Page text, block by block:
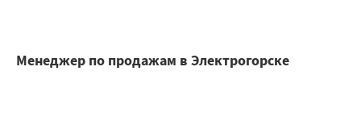
Менеджер по продажам в Электрогорске